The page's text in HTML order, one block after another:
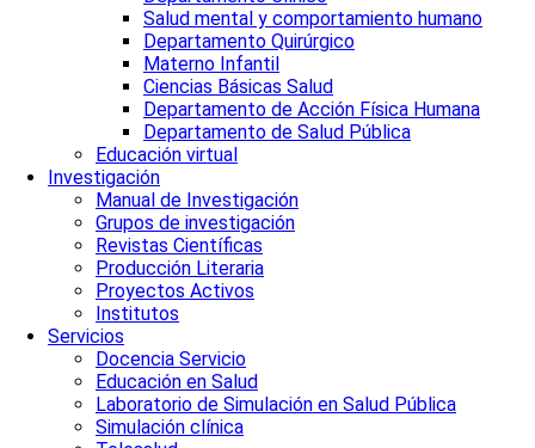
Salud mental y comportamiento humano
Departamento Quirúrgico
Materno Infantil
Ciencias Básicas Salud
Departamento de Acción Física Humana
Departamento de Salud Pública
Educación virtual
Investigación
Manual de Investigación
Grupos de investigación
Revistas Científicas
Producción Literaria
Proyectos Activos
Institutos
Servicios
Docencia Servicio
Educación en Salud
Laboratorio de Simulación en Salud Pública
Simulación clínica